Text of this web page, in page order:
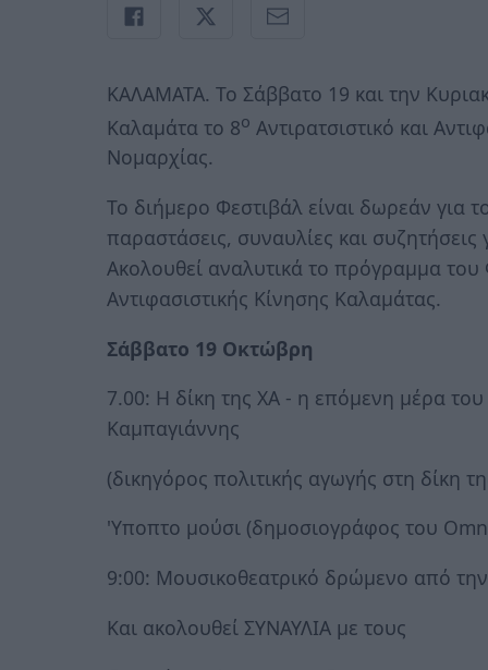
ΚΑΛΑΜΑΤΑ. Το Σάββατο 19 και την
Καλαμάτα το 8ο Αντιρατσιστικό και
Νομαρχίας.
Το διήμερο Φεστιβάλ είναι δωρεάν για
παραστάσεις, συναυλίες και
Ακολουθεί αναλυτικά το πρόγραμμα του
Αντιφασιστικής Κίνησης Καλαμάτας.
Σάββατο 19 Οκτώβρη
7.00: Η δίκη της ΧΑ - η επόμενη μέρα
Καμπαγιάννης
(δικηγόρος πολιτικής αγωγής στη δίκη
'Υποπτο μούσι (δημοσιογράφος του
9:00: Μουσικοθεατρικό δρώμενο από
Και ακολουθεί ΣΥΝΑΥΛΙΑ με τους